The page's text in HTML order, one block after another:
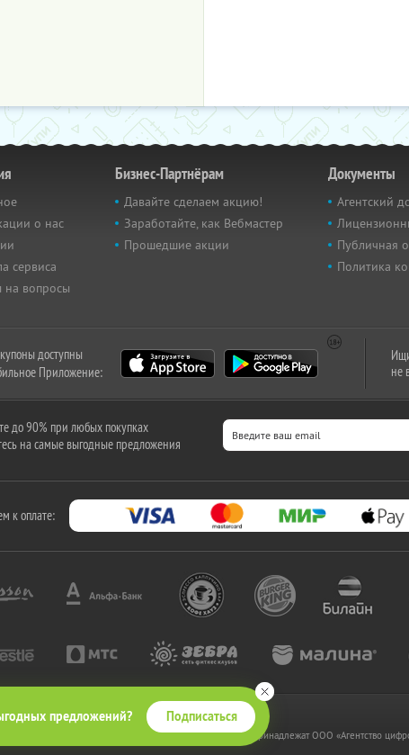
предложений? Подписаться
о нас
сервиса
на вопросы
Бизнес-Партнёрам
Давайте сделаем акцию!
Заработайте, как Вебмастер
Прошедшие акции
Документы
Агентский
Публичная
Политика
доступны
Приложение:
не
до 90% при любых покупках
на самые выгодные предложения
к оплате:
КупиКупон. Все права защищены.
на товарный знак "КупиКупон" и на сайт www.kupikupon.ru принадлежат OOO «Агентство